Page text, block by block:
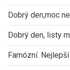
Dobrý den,moc
Dobrý den, listy
Famózní.